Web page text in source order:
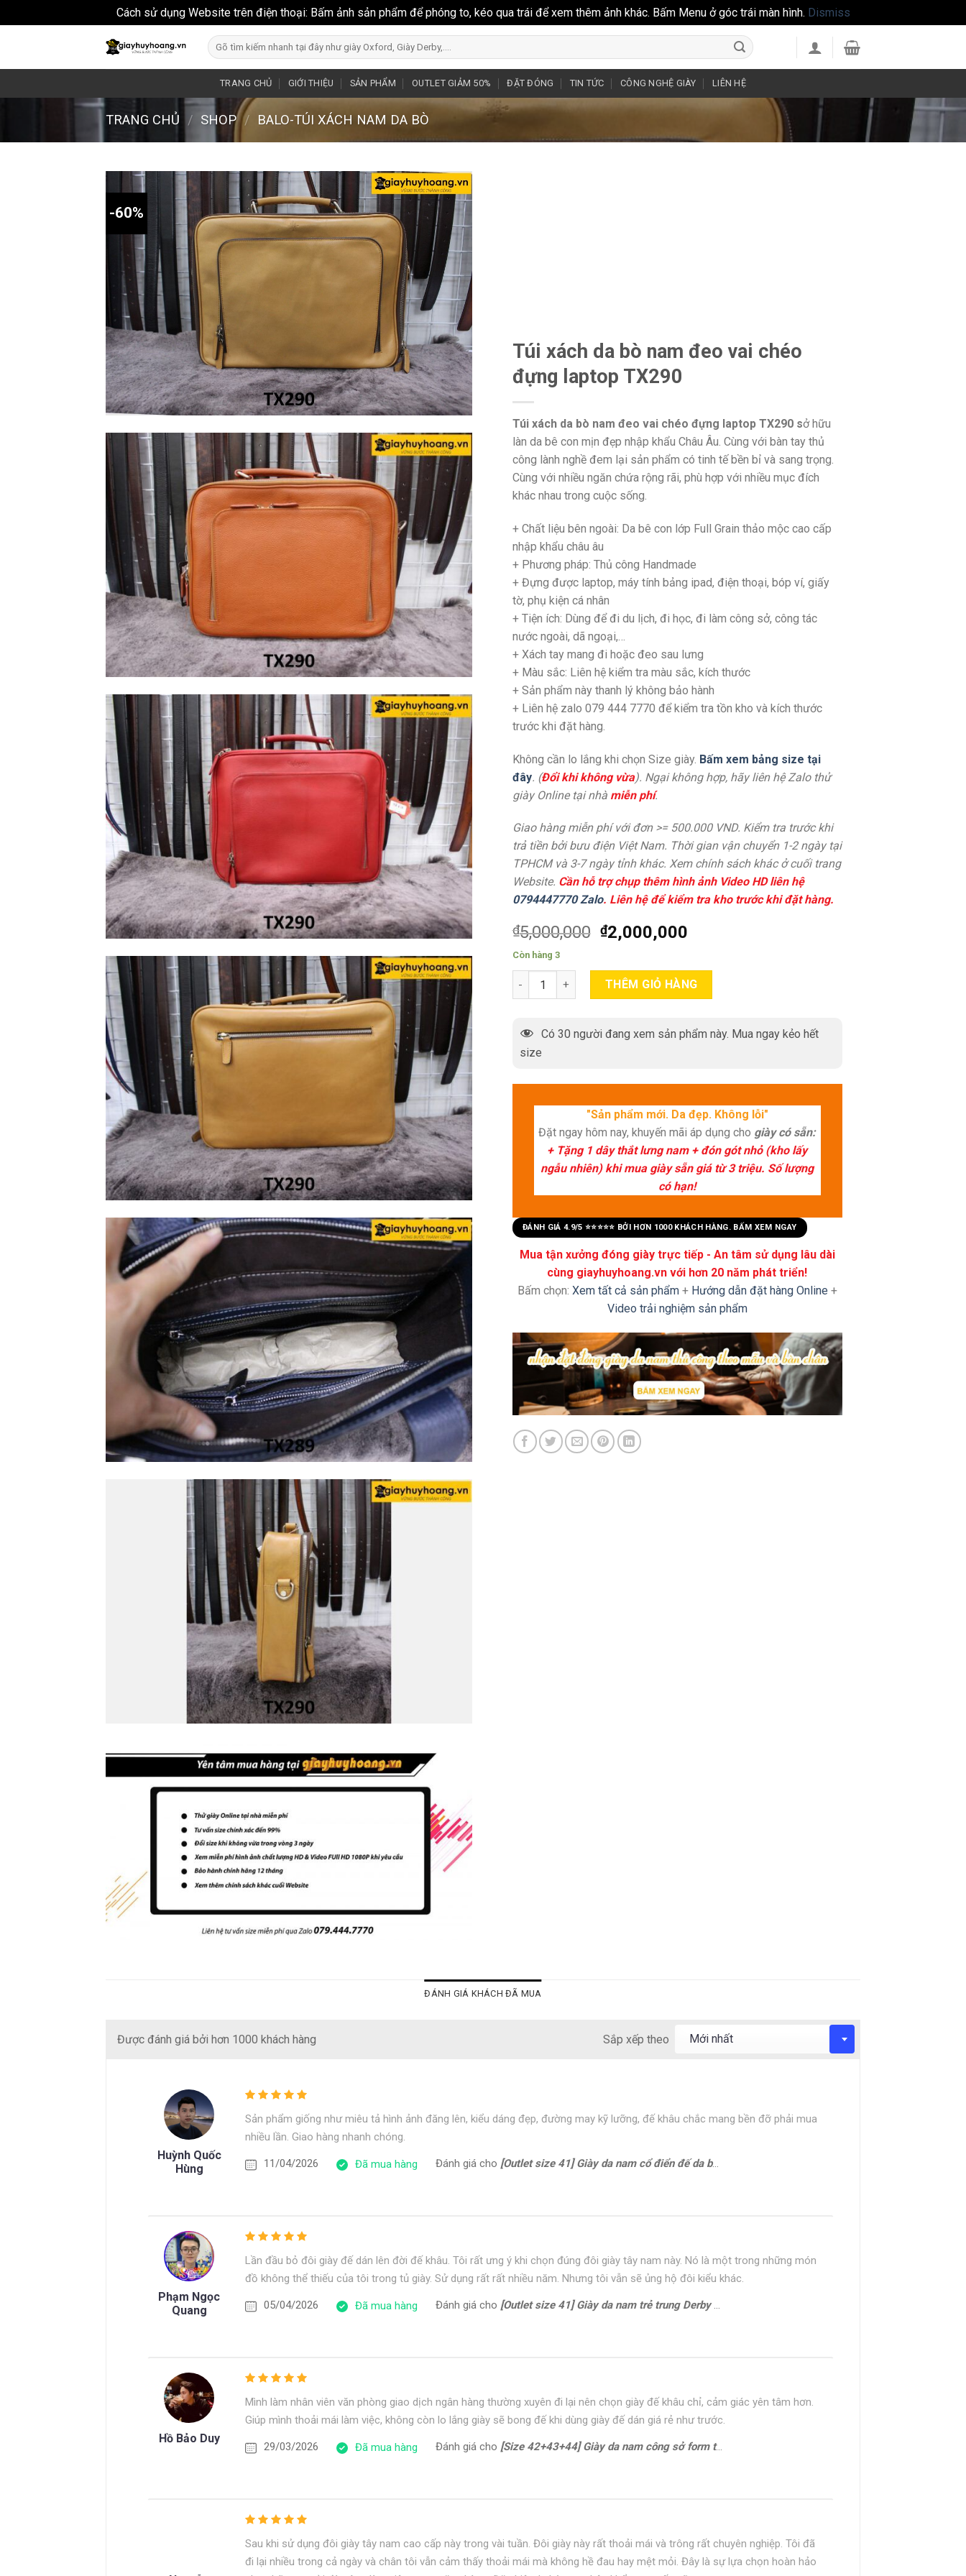
Cách sử dụng Website trên điện thoại: Bấm ảnh sản phẩm để phóng to, kéo qua trái để xem thêm ảnh khác. Bấm Menu ở góc trái màn hình. Dismiss
content
Search
for:
TRANG CHỦ GIỚI THIỆU SẢN PHẨM OUTLET GIẢM 50% ĐẶT ĐÓNG TIN TỨC CÔNG NGHỆ GIÀY LIÊN HỆ
TRANG CHỦ / SHOP / BALO-TÚI XÁCH NAM DA BÒ
-60%
Túi xách da bò nam đeo vai chéo
đựng laptop TX290
Túi xách da bò nam đeo vai chéo đựng laptop TX290 sở hữu
làn da bê con mịn đẹp nhập khẩu Châu Âu. Cùng với bàn tay thủ
công lành nghề đem lại sản phẩm có tinh tế bền bỉ và sang trọng.
Cùng với nhiều ngăn chứa rộng rãi, phù hợp với nhiều mục đích
khác nhau trong cuộc sống.
+ Chất liệu bên ngoài: Da bê con lớp Full Grain thảo mộc cao cấp
nhập khẩu châu âu
+ Phương pháp: Thủ công Handmade
+ Đựng được laptop, máy tính bảng ipad, điện thoại, bóp ví, giấy
tờ, phụ kiện cá nhân
+Tiện ích: Dùng để đi du lịch, đi học, đi làm công sở, công tác
nước ngoài, dã ngoại,…
+Xách tay mang đi hoặc đeo sau lưng
+ Màu sắc: Liên hệ kiểm tra màu sắc, kích thước
+ Sản phẩm này thanh lý không bảo hành
+ Liên hệ zalo 079 444 7770 để kiểm tra tồn kho và kích thước
trước khi đặt hàng.
Không cần lo lắng khi chọn Size giày. Bấm xem bảng size tại
đây. (Đổi khi không vừa). Ngại không hợp, hãy liên hệ Zalo thử
giày Online tại nhà miễn phí.
Giao hàng miễn phí với đơn >= 500.000 VND. Kiểm tra trước khi
trả tiền bởi bưu điện Việt Nam. Thời gian vận chuyển 1-2 ngày tại
TPHCM và 3-7 ngày tỉnh khác. Xem chính sách khác ở cuối trang
Website. Cần hỗ trợ chụp thêm hình ảnh Video HD liên hệ
0794447770 Zalo. Liên hệ để kiểm tra kho trước khi đặt hàng.
₫5,000,000 ₫2,000,000
Còn hàng 3
Túi xách da bò nam đeo vai chéo đựng laptop TX290 quantity
THÊM GIỎ HÀNG
Có 30 người đang xem sản phẩm này. Mua ngay kẻo hết
size
"Sản phẩm mới. Da đẹp. Không lỗi"
Đặt ngay hôm nay, khuyến mãi áp dụng cho giày có sẵn:
+ Tặng 1 dây thắt lưng nam + đón gót nhỏ (kho lấy
ngẫu nhiên) khi mua giày sẵn giá từ 3 triệu. Số lượng
có hạn!
ĐÁNH GIÁ 4.9/5 ⭐⭐⭐⭐⭐ BỞI HƠN 1000 KHÁCH HÀNG. BẤM XEM NGAY
Mua tận xưởng đóng giày trực tiếp - An tâm sử dụng lâu dài
cùng giayhuyhoang.vn với hơn 20 năm phát triển!
Bấm chọn: Xem tất cả sản phẩm+ Hướng dẫn đặt hàng Online +
Video trải nghiệm sản phẩm
ĐÁNH GIÁ KHÁCH ĐÃ MUA
Được đánh giá bởi hơn 1000 khách hàng Sắp xếp theo
Huỳnh Quốc
Hùng
Sản phẩm giống như miêu tả hình ảnh đăng lên, kiểu dáng đẹp, đường may kỹ lưỡng, đế khâu chắc mang bền đỡ phải mua
nhiều lần. Giao hàng nhanh chóng.
11/04/2026 Đã mua hàng Đánh giá cho [Outlet size 41] Giày da nam cổ điển đế da bò Oxford 1701G
Phạm Ngọc
Quang
Lần đầu bỏ đôi giày đế dán lên đời đế khâu. Tôi rất ưng ý khi chọn đúng đôi giày tây nam này. Nó là một trong những món
đồ không thể thiếu của tôi trong tủ giày. Sử dụng rất rất nhiều năm. Nhưng tôi vẫn sẽ ủng hộ đôi kiểu khác.
05/04/2026 Đã mua hàng Đánh giá cho [Outlet size 41] Giày da nam trẻ trung Derby CDB0170G
Hồ Bảo Duy
Mình làm nhân viên văn phòng giao dịch ngân hàng thường xuyên đi lại nên chọn giày đế khâu chỉ, cảm giác yên tâm hơn.
Giúp mình thoải mái làm việc, không còn lo lắng giày sẽ bong đế khi dùng giày đế dán giá rẻ như trước.
29/03/2026 Đã mua hàng Đánh giá cho [Size 42+43+44] Giày da nam công sở form thon gọn Oxford HH22794
Sau khi sử dụng đôi giày tây nam cao cấp này trong vài tuần. Đôi giày này rất thoải mái và trông rất chuyên nghiệp. Tôi đã
đi lại nhiều trong cả ngày và chân tôi vẫn cảm thấy thoải mái mà không hề đau hay mệt mỏi. Đây là sự lựa chọn hoàn hảo